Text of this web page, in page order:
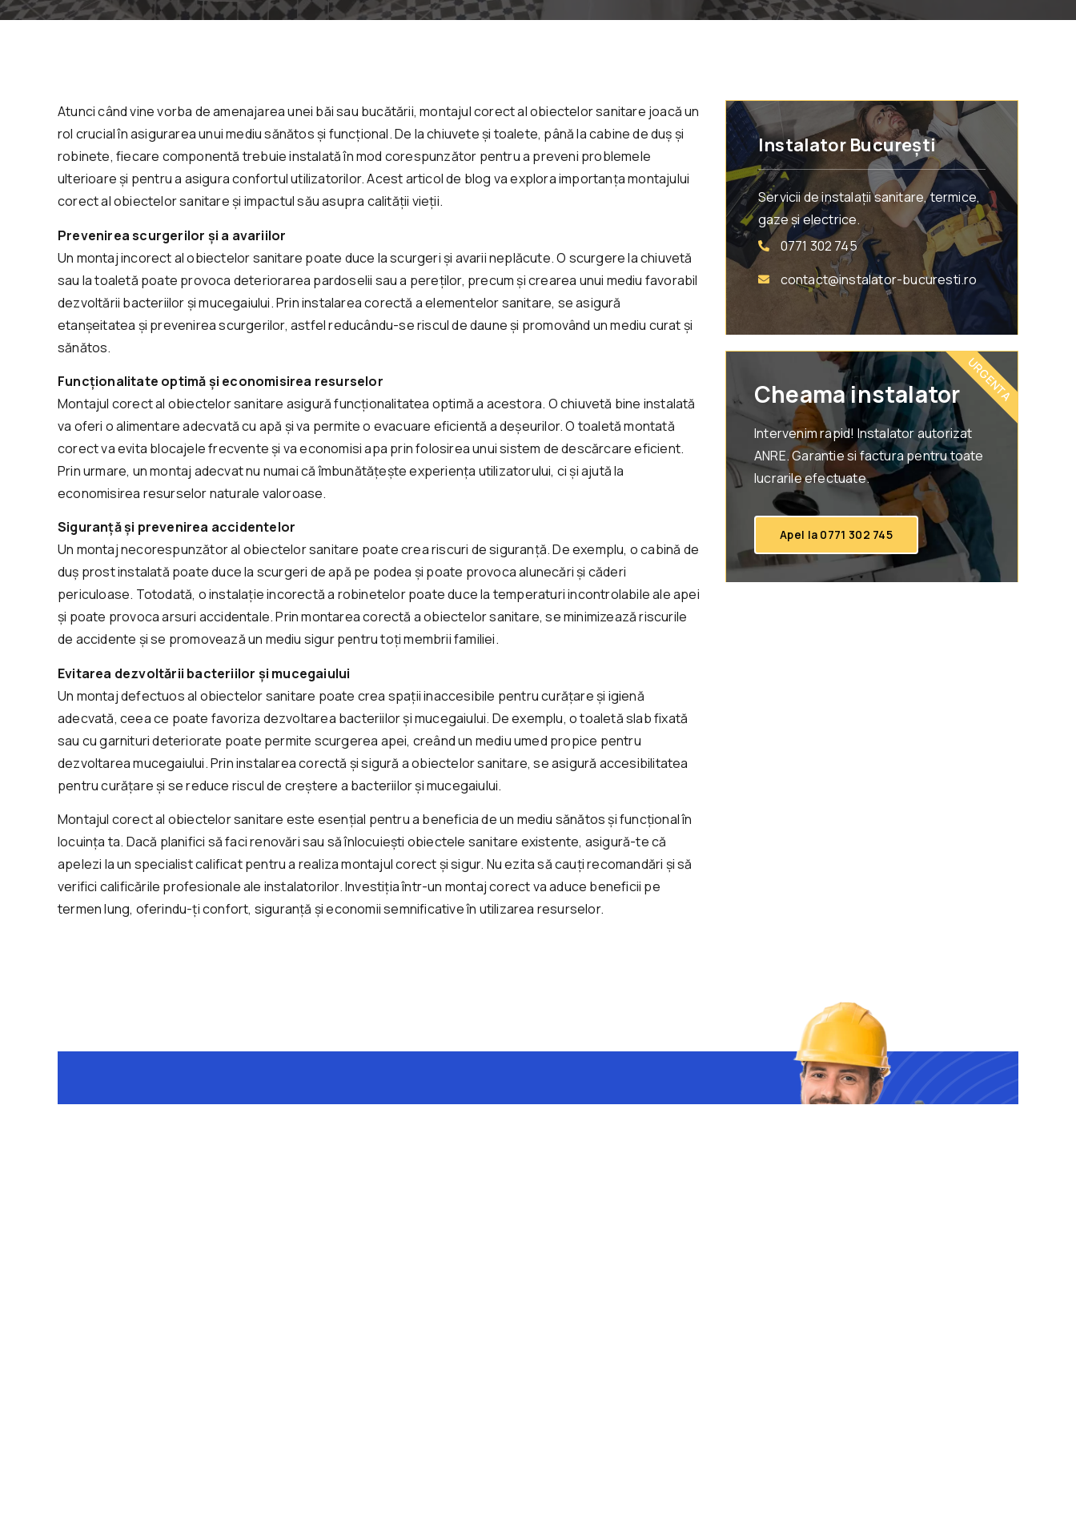
Atunci când vine vorba de amenajarea unei băi sau bucătării, montajul corect al obiectelor sanitare joacă un
rol crucial în asigurarea unui mediu sănătos și funcțional. De la chiuvete și toalete, până la cabine de duș și
robinete, fiecare componentă trebuie instalată în mod corespunzător pentru a preveni problemele
ulterioare și pentru a asigura confortul utilizatorilor. Acest articol de blog va explora importanța montajului
corect al obiectelor sanitare și impactul său asupra calității vieții.
Prevenirea scurgerilor și a avariilor
Un montaj incorect al obiectelor sanitare poate duce la scurgeri și avarii neplăcute. O scurgere la chiuvetă
sau la toaletă poate provoca deteriorarea pardoselii sau a pereților, precum și crearea unui mediu favorabil
dezvoltării bacteriilor și mucegaiului. Prin instalarea corectă a elementelor sanitare, se asigură
etanșeitatea și prevenirea scurgerilor, astfel reducându-se riscul de daune și promovând un mediu curat și
sănătos.
Funcționalitate optimă și economisirea resurselor
Montajul corect al obiectelor sanitare asigură funcționalitatea optimă a acestora. O chiuvetă bine instalată
va oferi o alimentare adecvată cu apă și va permite o evacuare eficientă a deșeurilor. O toaletă montată
corect va evita blocajele frecvente și va economisi apa prin folosirea unui sistem de descărcare eficient.
Prin urmare, un montaj adecvat nu numai că îmbunătățește experiența utilizatorului, ci și ajută la
economisirea resurselor naturale valoroase.
Siguranță și prevenirea accidentelor
Un montaj necorespunzător al obiectelor sanitare poate crea riscuri de siguranță. De exemplu, o cabină de
duș prost instalată poate duce la scurgeri de apă pe podea și poate provoca alunecări și căderi
periculoase. Totodată, o instalație incorectă a robinetelor poate duce la temperaturi incontrolabile ale apei
și poate provoca arsuri accidentale. Prin montarea corectă a obiectelor sanitare, se minimizează riscurile
de accidente și se promovează un mediu sigur pentru toți membrii familiei.
Evitarea dezvoltării bacteriilor și mucegaiului
Un montaj defectuos al obiectelor sanitare poate crea spații inaccesibile pentru curățare și igienă
adecvată, ceea ce poate favoriza dezvoltarea bacteriilor și mucegaiului. De exemplu, o toaletă slab fixată
sau cu garnituri deteriorate poate permite scurgerea apei, creând un mediu umed propice pentru
dezvoltarea mucegaiului. Prin instalarea corectă și sigură a obiectelor sanitare, se asigură accesibilitatea
pentru curățare și se reduce riscul de creștere a bacteriilor și mucegaiului.
Montajul corect al obiectelor sanitare este esențial pentru a beneficia de un mediu sănătos și funcțional în
locuința ta. Dacă planifici să faci renovări sau să înlocuiești obiectele sanitare existente, asigură-te că
apelezi la un specialist calificat pentru a realiza montajul corect și sigur. Nu ezita să cauți recomandări și să
verifici calificările profesionale ale instalatorilor. Investiția într-un montaj corect va aduce beneficii pe
termen lung, oferindu-ți confort, siguranță și economii semnificative în utilizarea resurselor.
Instalator București
Servicii de instalații sanitare, termice,
gaze și electrice.
0771 302 745
contact@instalator-bucuresti.ro
Cheama instalator
Intervenim rapid! Instalator autorizat
ANRE. Garantie si factura pentru toate
lucrarile efectuate.
Apel la 0771 302 745
URGENTA